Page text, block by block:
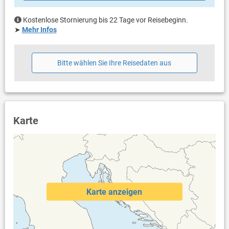
Kostenlose Stornierung bis 22 Tage vor Reisebeginn.
➤ Mehr Infos
Bitte wählen Sie Ihre Reisedaten aus
Karte
Karte anzeigen